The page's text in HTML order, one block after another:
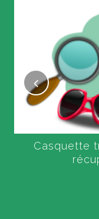
Casquette